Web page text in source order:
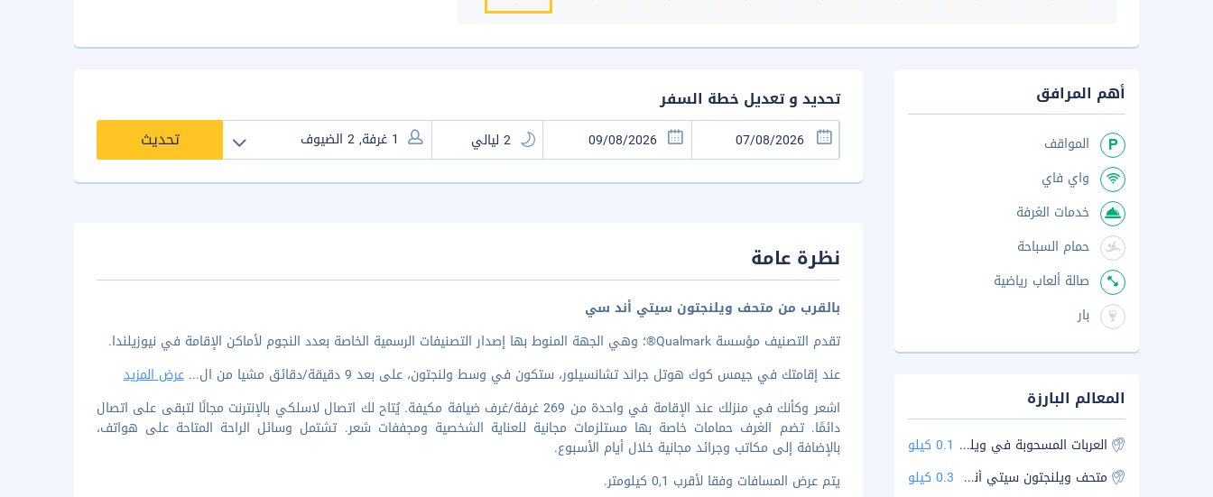
تحديد و تعديل خطة السفر
تحديث
نظرة عامة
بالقرب من متحف ويلنجتون سيتي أند سي
تقدم التصنيف مؤسسة Qualmark®؛ وهي الجهة المنوط بها إصدار التصنيفات الرسمية الخاصة بعدد النجوم لأماكن الإقامة في نيوزيلندا.
عند إقامتك في جيمس كوك هوتل جراند تشانسيلور، ستكون في وسط ولنجتون، على بعد 9 دقيقة/دقائق مشيا من ال
...عرض المزيد
اشعر وكأنك في منزلك عند الإقامة في واحدة من 269 غرفة/غرف ضيافة مكيفة. يُتاح لك اتصال لاسلكي بالإنترنت مجانًا لتبقى على اتصال
دائمًا. تضم الغرف حمامات خاصة بها مستلزمات مجانية للعناية الشخصية ومجففات شعر. تشتمل وسائل الراحة المتاحة على هواتف،
بالإضافة إلى مكاتب وجرائد مجانية خلال أيام الأسبوع.
يتم عرض المسافات وفقا لأقرب 0,1 كيلومتر.
أهم المرافق
المواقف
واي فاي
خدمات الغرفة
حمام السباحة
صالة ألعاب رياضية
بار
المعالم البارزة
العربات المسحوبة في ويلينجتون 0.1 كيلو
متحف ويلنجتون سيتي أند سي 0.3 كيلو